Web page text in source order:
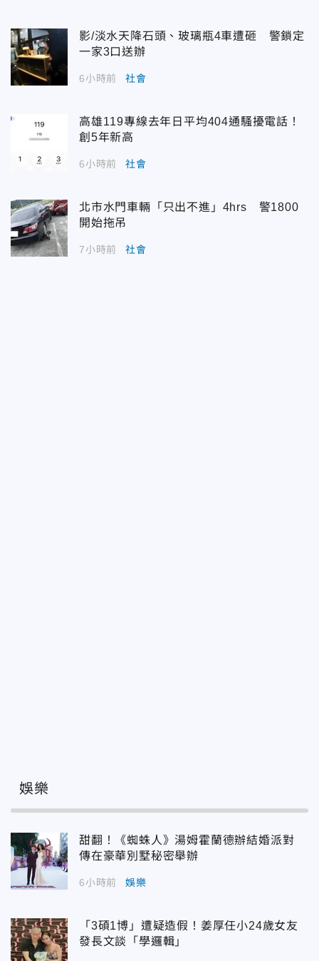
影/淡水天降石頭、玻璃瓶4車遭砸 警鎖定
一家3口送辦
6小時前 社會
高雄119專線去年日平均404通騷擾電話！
創5年新高
6小時前 社會
北市水門車輛「只出不進」4hrs 警1800
開始拖吊
7小時前 社會
娛樂
甜翻！《蜘蛛人》湯姆霍蘭德辦結婚派對
傳在豪華別墅秘密舉辦
6小時前 娛樂
「3碩1博」遭疑造假！姜厚任小24歲女友
發長文談「學邏輯」